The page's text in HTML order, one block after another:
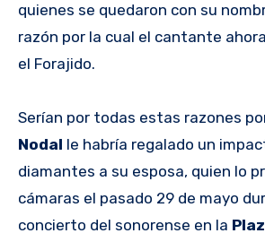
quienes se quedaron con su
razón por la cual el cantante
el Forajido.
Serían por todas estas razones
Nodal le habría regalado un
diamantes a su esposa, quien lo
cámaras el pasado 29 de mayo
concierto del sonorense en la